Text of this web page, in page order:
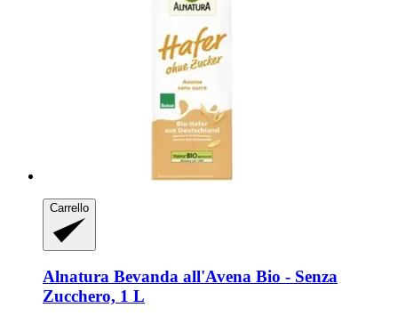
Carrello
Alnatura Bevanda all'Avena Bio -​ Senza
Zucchero, 1 L